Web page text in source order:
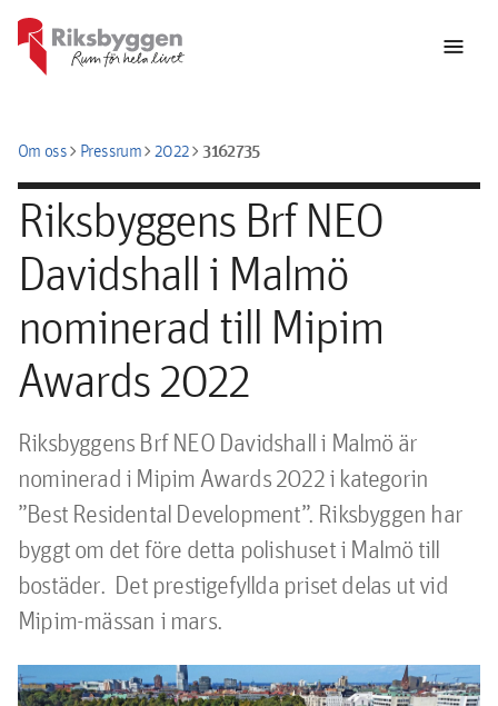
menu
Om osschevron_rightPressrumchevron_right2022chevron_right3162735
Riksbyggens Brf NEO
Davidshall i Malmö
nominerad till Mipim
Awards 2022
Riksbyggens Brf NEO Davidshall i Malmö är
nominerad i Mipim Awards 2022 i kategorin
”Best Residental Development”. Riksbyggen har
byggt om det före detta polishuset i Malmö till
bostäder.  Det prestigefyllda priset delas ut vid
Mipim-mässan i mars.